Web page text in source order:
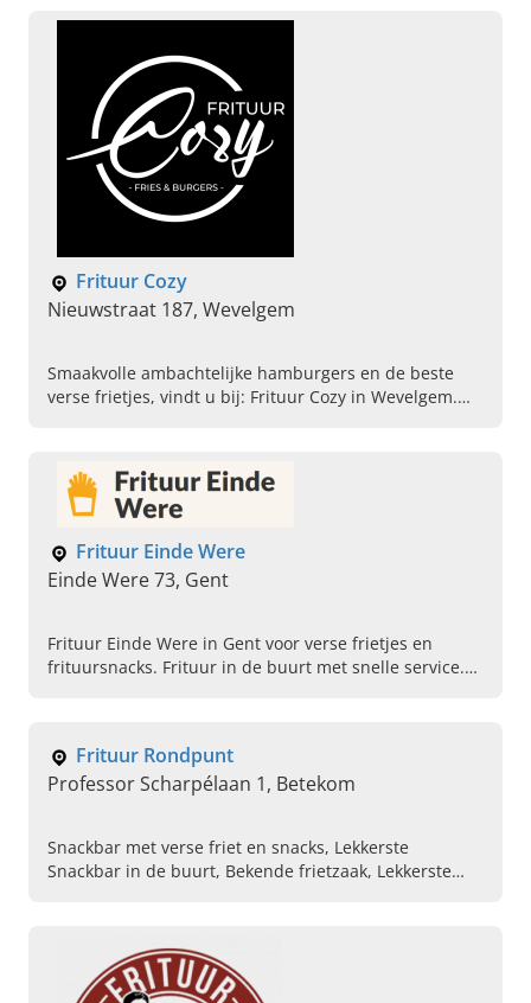
Frituur Cozy
Nieuwstraat 187, Wevelgem
Smaakvolle ambachtelijke hamburgers en de beste
verse frietjes, vindt u bij: Frituur Cozy in Wevelgem.
Frituur Einde Were
Einde Were 73, Gent
Frituur Einde Were in Gent voor verse frietjes en
frituursnacks. Frituur in de buurt met snelle service.
Frituur Rondpunt
Professor Scharpélaan 1, Betekom
Snackbar met verse friet en snacks, Lekkerste
Snackbar in de buurt, Bekende frietzaak, Lekkerste
Betekom, Verse goedkope friet